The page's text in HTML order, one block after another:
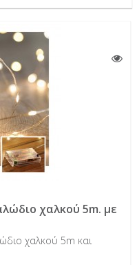
χαλκού 5m. με
χαλκού 5m και